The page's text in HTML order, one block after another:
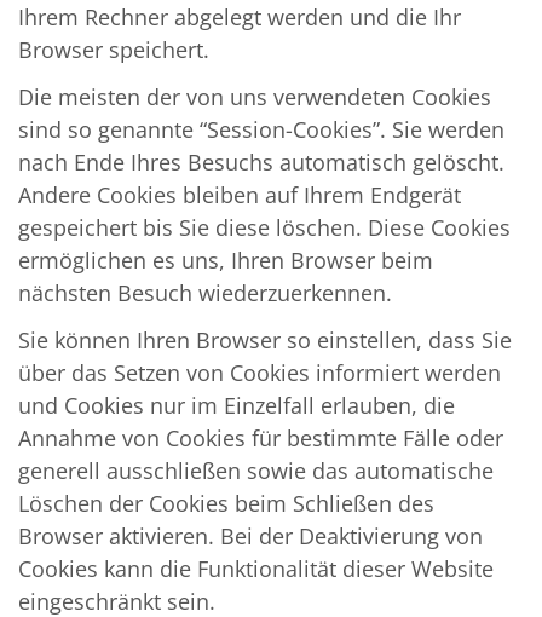
Ihrem Rechner abgelegt werden und die Ihr
Browser speichert.
Die meisten der von uns verwendeten Cookies
sind so genannte “Session-Cookies”. Sie werden
nach Ende Ihres Besuchs automatisch gelöscht.
Andere Cookies bleiben auf Ihrem Endgerät
gespeichert bis Sie diese löschen. Diese Cookies
ermöglichen es uns, Ihren Browser beim
nächsten Besuch wiederzuerkennen.
Sie können Ihren Browser so einstellen, dass Sie
über das Setzen von Cookies informiert werden
und Cookies nur im Einzelfall erlauben, die
Annahme von Cookies für bestimmte Fälle oder
generell ausschließen sowie das automatische
Löschen der Cookies beim Schließen des
Browser aktivieren. Bei der Deaktivierung von
Cookies kann die Funktionalität dieser Website
eingeschränkt sein.